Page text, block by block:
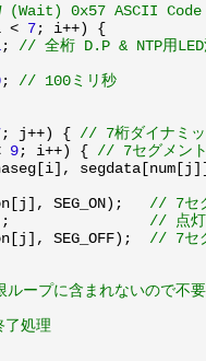
(Wait) 0x57 ASCII Code
< 7; i++) {
; // 全桁 D.P & NTP用LED
; // 100ミリ秒
; j++) { // 7桁ダイナミッ
9; i++) { // 7セグメン
SEG_ON);
// 7セ
// 点灯
SEG_OFF);
// 7セ
ープに含まれないので不
処理